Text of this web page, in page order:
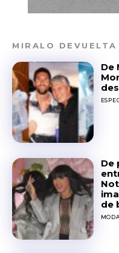
MIRALO DEVUELTA
De
De
de